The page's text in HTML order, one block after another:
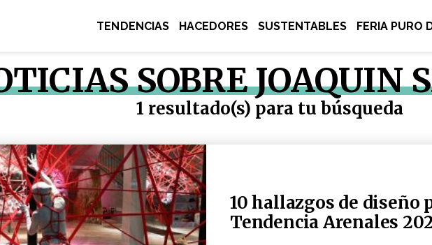
TENDENCIAS HACEDORES SUSTENTABLES FERIA PURO
SOBRE JOAQUIN
1 resultado(s) para tu búsqueda
10 hallazgos de diseño
Tendencia Arenales